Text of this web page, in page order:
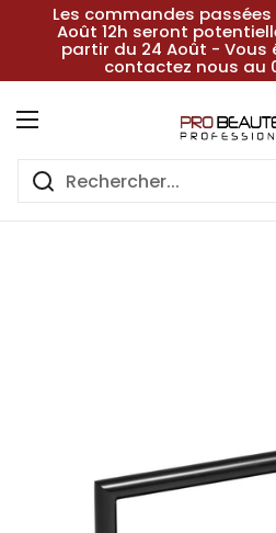
Passer au contenu
Les commandes
Août 12h seront
partir du 24 Août - Vous
contactez nous au
Ouvrir le menu